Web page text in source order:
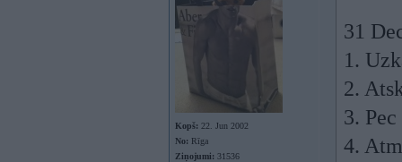
Kopš: 22. Jun 2002
No: Rīga
Ziņojumi: 31536
31
1.
2.
3.
4.